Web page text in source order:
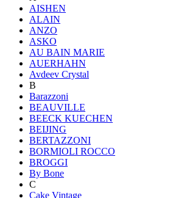
AISHEN
ALAIN
ANZO
ASKO
AU BAIN MARIE
AUERHAHN
Avdeev Crystal
B
Barazzoni
BEAUVILLE
BEECK KUECHEN
BEIJING
BERTAZZONI
BORMIOLI ROCCO
BROGGI
By Bone
C
Cake Vintage